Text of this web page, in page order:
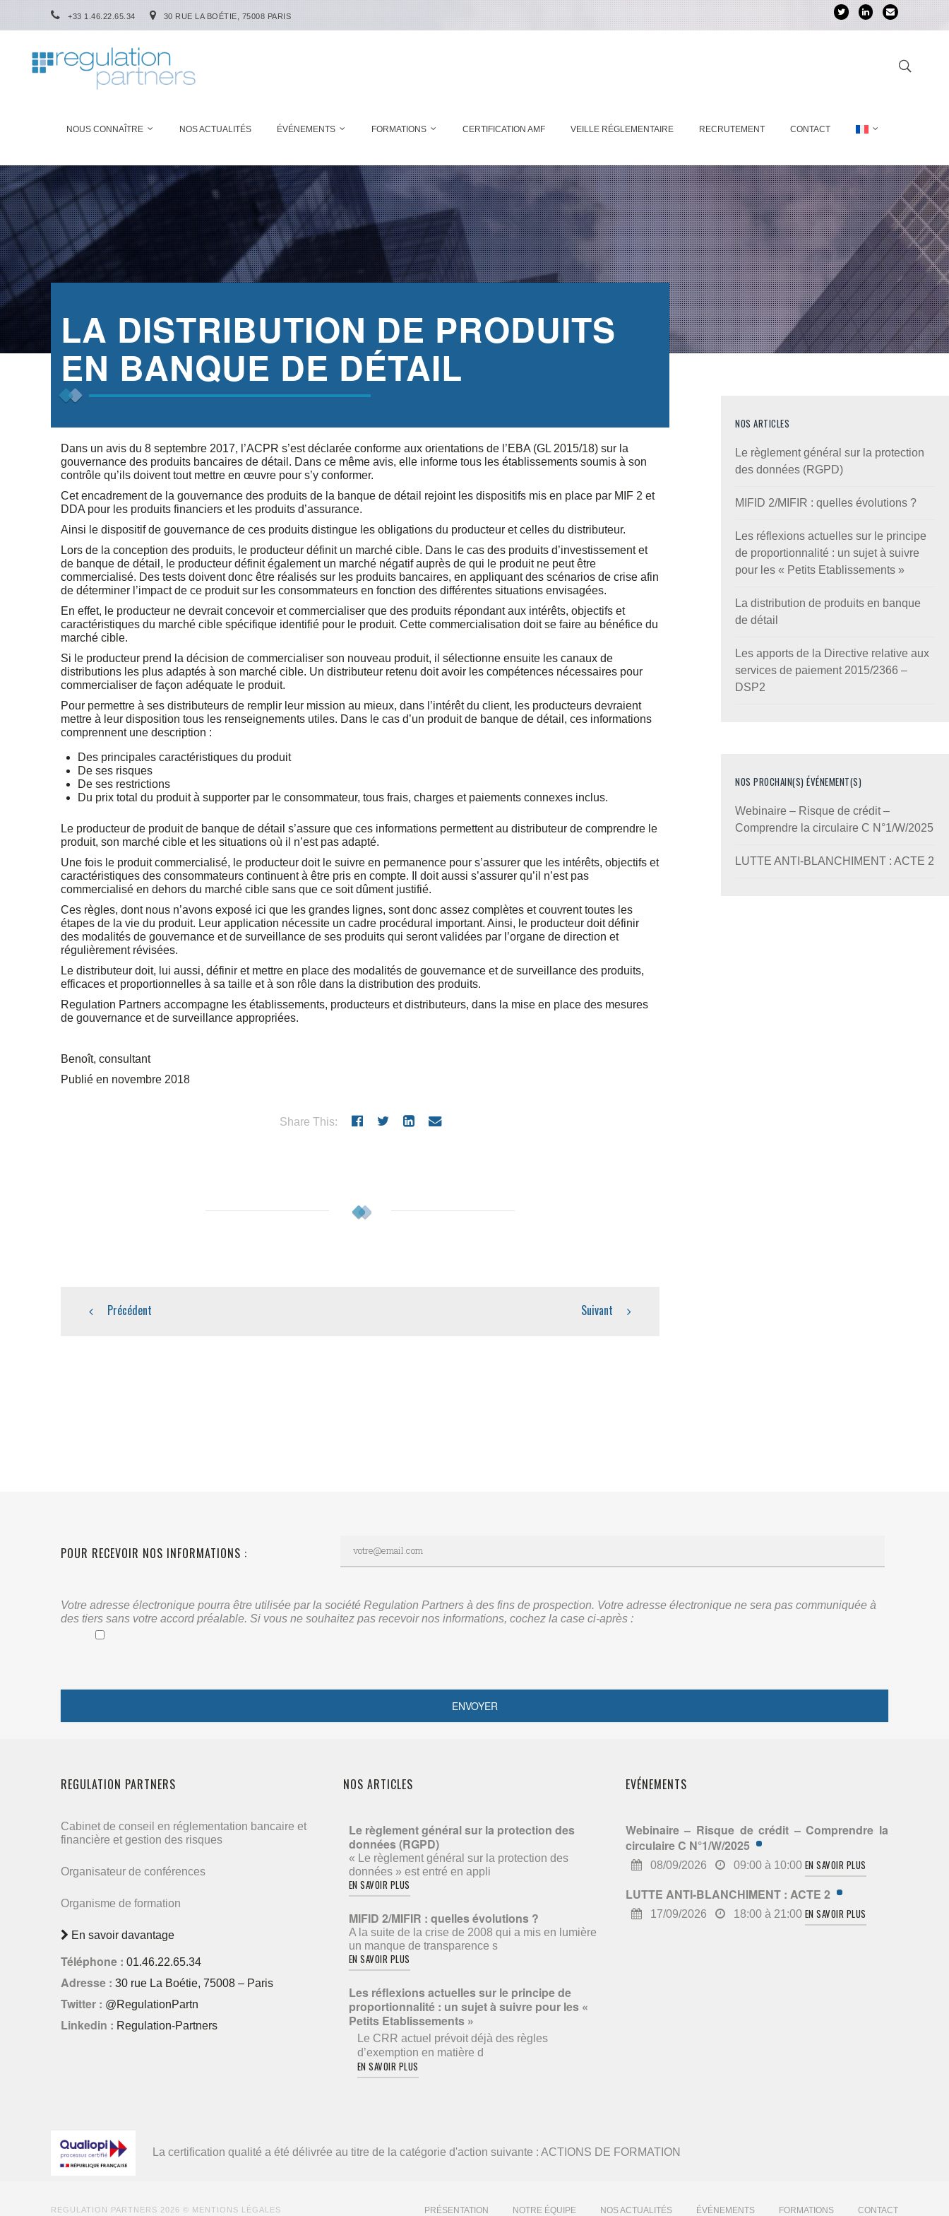
+33 1.46.22.65.34 30 RUE LA BOÉTIE, 75008 PARIS
NOUS CONNAÎTRE NOS ACTUALITÉS ÉVÉNEMENTS FORMATIONS CERTIFICATION AMF VEILLE RÉGLEMENTAIRE RECRUTEMENT CONTACT
LA DISTRIBUTION DE PRODUITS
EN BANQUE DE DÉTAIL
Dans un avis du 8 septembre 2017, l’ACPR s’est déclarée conforme aux orientations de l’EBA (GL 2015/18) sur la
gouvernance des produits bancaires de détail. Dans ce même avis, elle informe tous les établissements soumis à son
contrôle qu’ils doivent tout mettre en œuvre pour s’y conformer.
Cet encadrement de la gouvernance des produits de la banque de détail rejoint les dispositifs mis en place par MIF 2 et
DDA pour les produits financiers et les produits d’assurance.
Ainsi le dispositif de gouvernance de ces produits distingue les obligations du producteur et celles du distributeur.
Lors de la conception des produits, le producteur définit un marché cible. Dans le cas des produits d’investissement et
de banque de détail, le producteur définit également un marché négatif auprès de qui le produit ne peut être
commercialisé. Des tests doivent donc être réalisés sur les produits bancaires, en appliquant des scénarios de crise afin
de déterminer l’impact de ce produit sur les consommateurs en fonction des différentes situations envisagées.
En effet, le producteur ne devrait concevoir et commercialiser que des produits répondant aux intérêts, objectifs et
caractéristiques du marché cible spécifique identifié pour le produit. Cette commercialisation doit se faire au bénéfice du
marché cible.
Si le producteur prend la décision de commercialiser son nouveau produit, il sélectionne ensuite les canaux de
distributions les plus adaptés à son marché cible. Un distributeur retenu doit avoir les compétences nécessaires pour
commercialiser de façon adéquate le produit.
Pour permettre à ses distributeurs de remplir leur mission au mieux, dans l’intérêt du client, les producteurs devraient
mettre à leur disposition tous les renseignements utiles. Dans le cas d’un produit de banque de détail, ces informations
comprennent une description :
Des principales caractéristiques du produit
De ses risques
De ses restrictions
Du prix total du produit à supporter par le consommateur, tous frais, charges et paiements connexes inclus.
Le producteur de produit de banque de détail s’assure que ces informations permettent au distributeur de comprendre le
produit, son marché cible et les situations où il n’est pas adapté.
Une fois le produit commercialisé, le producteur doit le suivre en permanence pour s’assurer que les intérêts, objectifs et
caractéristiques des consommateurs continuent à être pris en compte. Il doit aussi s’assurer qu’il n’est pas
commercialisé en dehors du marché cible sans que ce soit dûment justifié.
Ces règles, dont nous n’avons exposé ici que les grandes lignes, sont donc assez complètes et couvrent toutes les
étapes de la vie du produit. Leur application nécessite un cadre procédural important. Ainsi, le producteur doit définir
des modalités de gouvernance et de surveillance de ses produits qui seront validées par l’organe de direction et
régulièrement révisées.
Le distributeur doit, lui aussi, définir et mettre en place des modalités de gouvernance et de surveillance des produits,
efficaces et proportionnelles à sa taille et à son rôle dans la distribution des produits.
Regulation Partners accompagne les établissements, producteurs et distributeurs, dans la mise en place des mesures
de gouvernance et de surveillance appropriées.
Benoît, consultant
Publié en novembre 2018
Share This:
Précédent Suivant
NOS ARTICLES
Le règlement général sur la protection
des données (RGPD)
MIFID 2/MIFIR : quelles évolutions ?
Les réflexions actuelles sur le principe
de proportionnalité : un sujet à suivre
pour les « Petits Etablissements »
La distribution de produits en banque
de détail
Les apports de la Directive relative aux
services de paiement 2015/2366 –
DSP2
NOS PROCHAIN(S) ÉVÉNEMENT(S)
Webinaire – Risque de crédit –
Comprendre la circulaire C N°1/W/2025
LUTTE ANTI-BLANCHIMENT : ACTE 2
POUR RECEVOIR NOS INFORMATIONS :
Votre adresse électronique pourra être utilisée par la société Regulation Partners à des fins de prospection. Votre adresse électronique ne sera pas communiquée à
des tiers sans votre accord préalable. Si vous ne souhaitez pas recevoir nos informations, cochez la case ci-après :
REGULATION PARTNERS
Cabinet de conseil en réglementation bancaire et
financière et gestion des risques
Organisateur de conférences
Organisme de formation
En savoir davantage
Téléphone : 01.46.22.65.34
Adresse : 30 rue La Boétie, 75008 – Paris
Twitter : @RegulationPartn
Linkedin : Regulation-Partners
NOS ARTICLES
Le règlement général sur la protection des
données (RGPD)
« Le règlement général sur la protection des
données » est entré en appli
EN SAVOIR PLUS
MIFID 2/MIFIR : quelles évolutions ?
A la suite de la crise de 2008 qui a mis en lumière
un manque de transparence s
EN SAVOIR PLUS
Les réflexions actuelles sur le principe de
proportionnalité : un sujet à suivre pour les «
Petits Etablissements »
Le CRR actuel prévoit déjà des règles
d’exemption en matière d
EN SAVOIR PLUS
EVÉNEMENTS
Webinaire – Risque de crédit – Comprendre la
circulaire C N°1/W/2025
08/09/2026 09:00 à 10:00 EN SAVOIR PLUS
LUTTE ANTI-BLANCHIMENT : ACTE 2
17/09/2026 18:00 à 21:00 EN SAVOIR PLUS
La certification qualité a été délivrée au titre de la catégorie d'action suivante : ACTIONS DE FORMATION
PRÉSENTATION NOTRE ÉQUIPE NOS ACTUALITÉS ÉVÉNEMENTS FORMATIONS CONTACT
REGULATION PARTNERS 2026 © MENTIONS LÉGALES